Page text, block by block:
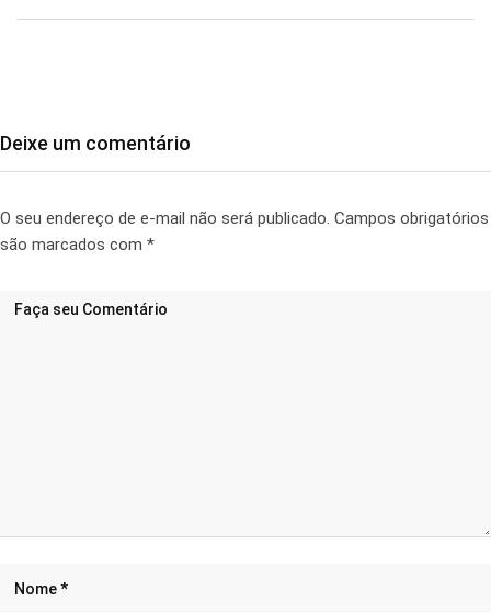
Deixe um comentário
O seu endereço de e-mail não será publicado. Campos obrigatórios
são marcados com *